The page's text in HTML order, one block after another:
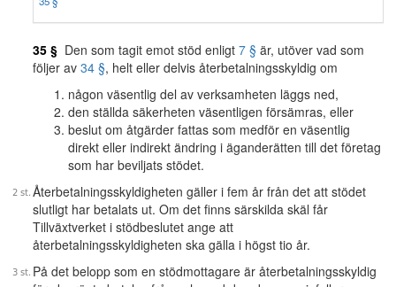
35 § Den som tagit emot stöd enligt 7 § är, utöver vad som
följer av 34 §, helt eller delvis återbetalningsskyldig om
någon väsentlig del av verksamheten läggs ned,
den ställda säkerheten väsentligen försämras, eller
beslut om åtgärder fattas som medför en väsentlig
direkt eller indirekt ändring i äganderätten till det företag
som har beviljats stödet.
Återbetalningsskyldigheten gäller i fem år från det att stödet
slutligt har betalats ut. Om det finns särskilda skäl får
Tillväxtverket i stödbeslutet ange att
återbetalningsskyldigheten ska gälla i högst tio år.
På det belopp som en stödmottagare är återbetalningsskyldig